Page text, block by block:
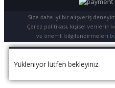
Size daha iyi bir alışveriş
Çerez politikası, kişisel verilerin
ve önemli bilgilendirmeleri
Yükleniyor lütfen bekleyiniz.